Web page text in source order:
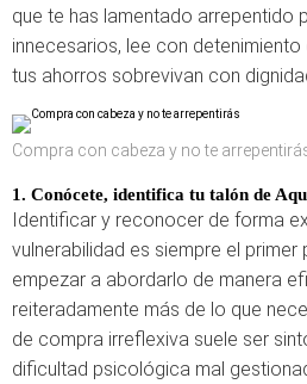
que te has lamentado arrepentido
innecesarios, lee con
tus ahorros sobrevivan con
Compra con cabeza y no te
1. Conócete, identifica tu talón de
Identificar y reconocer de forma
vulnerabilidad es siempre el
empezar a abordarlo de manera
reiteradamente más de lo que
de compra irreflexiva suele ser
dificultad psicológica mal